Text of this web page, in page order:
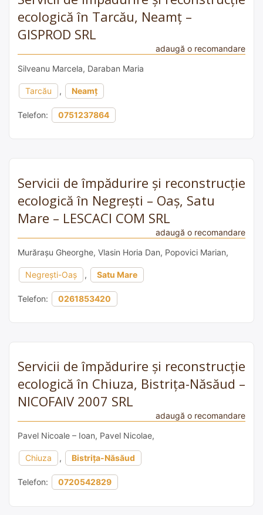
ecologică în Tarcău, Neamț –
GISPROD SRL
adaugă o recomandare
Silveanu Marcela, Daraban Maria
Tarcău , Neamț
Telefon: 0751237864
Servicii de împădurire și reconstrucție
ecologică în Negrești – Oaș, Satu
Mare – LESCACI COM SRL
adaugă o recomandare
Murărașu Gheorghe, Vlasin Horia Dan, Popovici Marian,
Negrești-Oaș , Satu Mare
Telefon: 0261853420
Servicii de împădurire și reconstrucție
ecologică în Chiuza, Bistrița-Năsăud –
NICOFAIV 2007 SRL
adaugă o recomandare
Pavel Nicoale – Ioan, Pavel Nicolae,
Chiuza , Bistrița-Năsăud
Telefon: 0720542829